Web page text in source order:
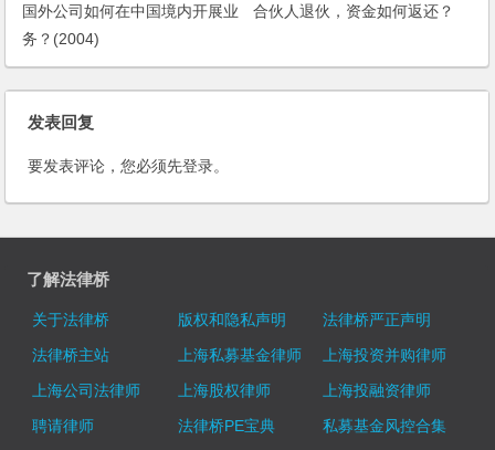
国外公司如何在中国境内开展业
务？(2004)
合伙人退伙，资金如何返还？
发表回复
要发表评论，您必须先登录。
了解法律桥
关于法律桥 版权和隐私声明
法律桥严正声明
法律桥主站
上海私募基金律师
上海投资并购律师
上海公司法律师
上海股权律师
上海投融资律师
聘请律师
法律桥PE宝典
私募基金风控合集